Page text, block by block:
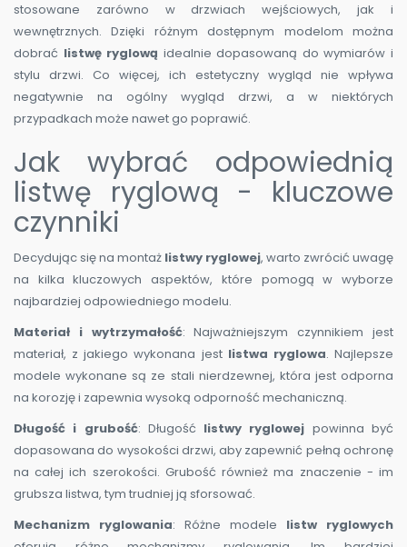
stosowane zarówno w drzwiach wejściowych, jak i
wewnętrznych. Dzięki różnym dostępnym modelom można
dobrać listwę ryglową idealnie dopasowaną do wymiarów i
stylu drzwi. Co więcej, ich estetyczny wygląd nie wpływa
negatywnie na ogólny wygląd drzwi, a w niektórych
przypadkach może nawet go poprawić.
Jak wybrać odpowiednią
listwę ryglową - kluczowe
czynniki
Decydując się na montaż listwy ryglowej, warto zwrócić uwagę
na kilka kluczowych aspektów, które pomogą w wyborze
najbardziej odpowiedniego modelu.
Materiał i wytrzymałość: Najważniejszym czynnikiem jest
materiał, z jakiego wykonana jest listwa ryglowa. Najlepsze
modele wykonane są ze stali nierdzewnej, która jest odporna
na korozję i zapewnia wysoką odporność mechaniczną.
Długość i grubość: Długość listwy ryglowej powinna być
dopasowana do wysokości drzwi, aby zapewnić pełną ochronę
na całej ich szerokości. Grubość również ma znaczenie - im
grubsza listwa, tym trudniej ją sforsować.
Mechanizm ryglowania: Różne modele listw ryglowych